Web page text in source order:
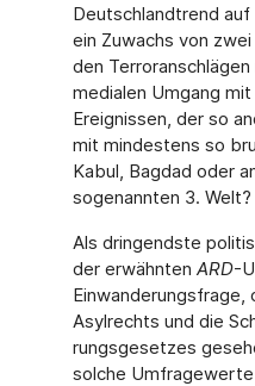
Deutschlandtrend
ein Zuwachs von
den
medialen Umgang
Ereignissen, der so
mit mindestens so
Kabul, Bagdad oder
sogenannten 3. Welt?
Als dringendste
der erwähnten ARD-
Asylrechts und die
rungsgesetzes
solche